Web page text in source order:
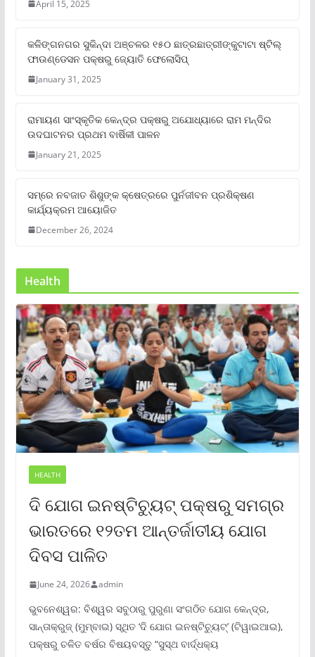
April 15, 2025
କଳିଙ୍ଗନଗର ସୁକିନ୍ଦା ଅଞ୍ଚଳର ୧୫୦ ଛାତ୍ରଛାତ୍ରୀଙ୍କୁଟାଟା ଷ୍ଟିଲ୍
ଫାଉଣ୍ଡେସନ ପକ୍ଷରୁ ଜ୍ୟୋତି ଫେଲୋସିପ୍‌
January 31, 2025
ରାମାୟଣ ସାଂସ୍କୃତିକ କେନ୍ଦ୍ର ପକ୍ଷରୁ ଅଯୋଧ୍ୟାରେ ରାମ ମନ୍ଦିର
ଉଦଘାଟନର ପ୍ରଥମ ବାର୍ଷିକୀ ପାଳନ
January 21, 2025
ସମ୍‌ରେ ନବଜାତ ଶିଶୁଙ୍କ କ୍ଷେତ୍ରରେ ପୁର୍ନଜୀବନ ପ୍ରଶିକ୍ଷଣ
କାର୍ଯ୍ୟକ୍ରମ ଆୟୋଜିତ
December 26, 2024
Health
HEALTH
ଦି ଯୋଗ ଇନଷ୍ଟିଚ୍ୟୁଟ୍ ପକ୍ଷରୁ ସମଗ୍ର
ଭାରତରେ ୧୨ତମ ଆନ୍ତର୍ଜାତୀୟ ଯୋଗ
ଦିବସ ପାଳିତ
June 24, 2026 admin
ଭୁବନେଶ୍ୱର: ବିଶ୍ୱର ସବୁଠାରୁ ପୁରୁଣା ସଂଗଠିତ ଯୋଗ କେନ୍ଦ୍ର,
ସାନ୍ତାକ୍ରୁଜ୍ (ମୁମ୍ବାଇ) ସ୍ଥିତ ‘ଦି ଯୋଗ ଇନଷ୍ଟିଚ୍ୟୁଟ୍‌’ (ଟିୱାଇଆଇ),
ପକ୍ଷରୁ ଚଳିତ ବର୍ଷର ବିଷୟବସ୍ତୁ “ସୁସ୍ଥ ବାର୍ଦ୍ଧକ୍ୟ